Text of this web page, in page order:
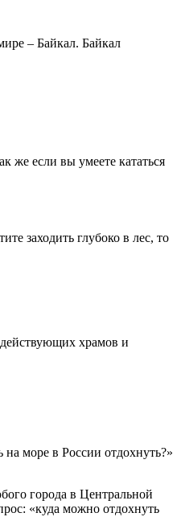
– Байкал. Байкал
же если вы умеете кататься
заходить глубоко в лес, то
храмов и
море в России отдохнуть?»
города в Центральной
«куда можно отдохнуть